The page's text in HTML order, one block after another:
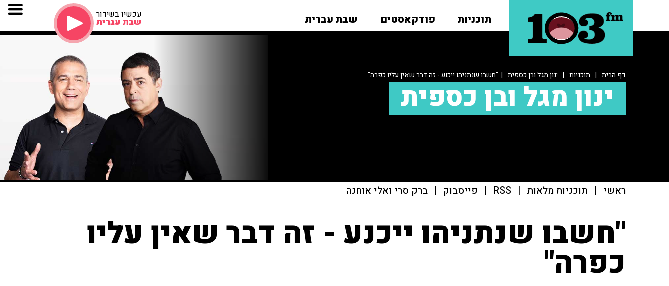
תוכניות פודקאסטים שבת עברית עכשיו בשידור
שבת עברית
דף הבית | תוכניות | ינון מגל ובן כספית | "חשבו שנתניהו ייכנע - זה דבר שאין עליו כפרה"
ינון מגל ובן כספית
ראשי | תוכניות מלאות |
RSS
| פייסבוק | ברק סרי ואלי אוחנה
"חשבו שנתניהו ייכנע - זה דבר שאין עליו
כפרה"